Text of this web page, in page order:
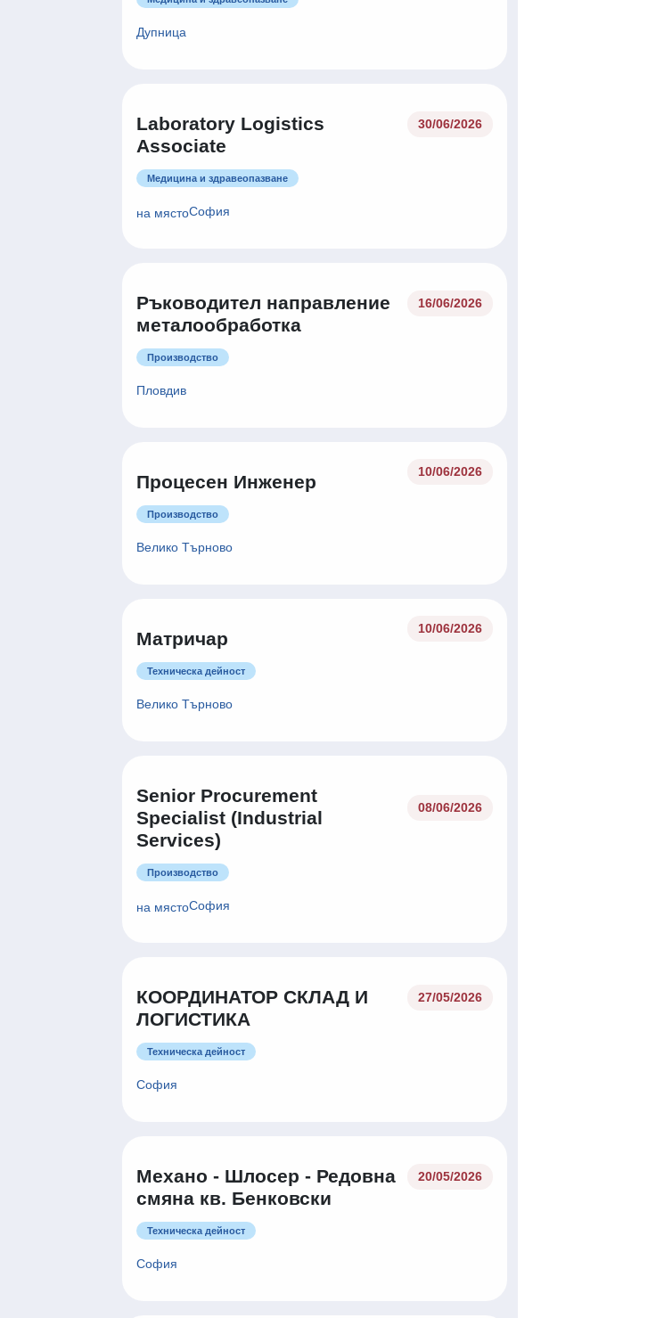
Дупница
Laboratory Logistics
Associate
30/06/2026
Медицина и здравеопазване
на мястоСофия
Ръководител направление
металообработка
16/06/2026
Производство
Пловдив
Процесен Инженер
10/06/2026
Производство
Велико Търново
Матричар
10/06/2026
Техническа дейност
Велико Търново
Senior Procurement
Specialist (Industrial
Services)
08/06/2026
Производство
на мястоСофия
КООРДИНАТОР СКЛАД И
ЛОГИСТИКА
27/05/2026
Техническа дейност
София
Механо - Шлосер - Редовна
смяна кв. Бенковски
20/05/2026
Техническа дейност
София